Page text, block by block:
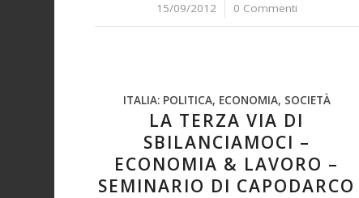
15/09/2012
/ 0 Commenti
ITALIA: POLITICA, ECONOMIA, SOCIETÀ
LA TERZA VIA DI
SBILANCIAMOCI –
ECONOMIA & LAVORO –
SEMINARIO DI CAPODARCO